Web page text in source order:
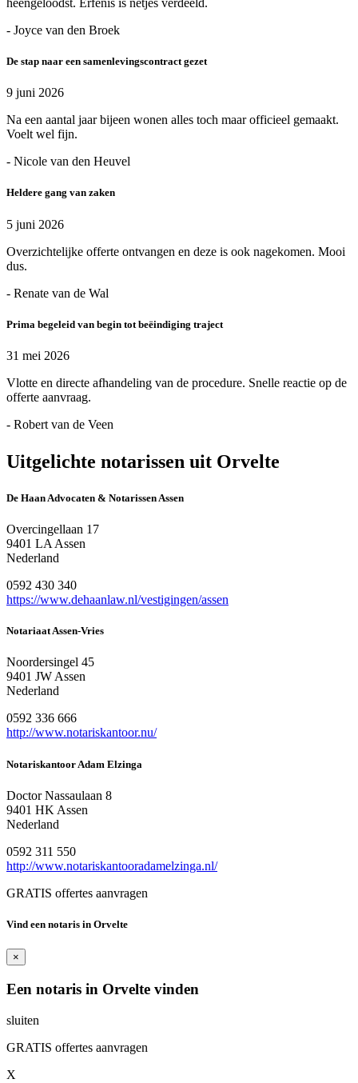
- Joyce van den Broek
De stap naar een samenlevingscontract gezet
9 juni 2026
Na een aantal jaar bijeen wonen alles toch maar officieel gemaakt.
Voelt wel fijn.
- Nicole van den Heuvel
Heldere gang van zaken
5 juni 2026
Overzichtelijke offerte ontvangen en deze is ook nagekomen. Mooi
dus.
- Renate van de Wal
Prima begeleid van begin tot beëindiging traject
31 mei 2026
Vlotte en directe afhandeling van de procedure. Snelle reactie op de
offerte aanvraag.
- Robert van de Veen
Uitgelichte notarissen uit Orvelte
De Haan Advocaten & Notarissen Assen
Overcingellaan 17
9401 LA Assen
Nederland
0592 430 340
https://www.dehaanlaw.nl/vestigingen/assen
Notariaat Assen-Vries
Noordersingel 45
9401 JW Assen
Nederland
0592 336 666
http://www.notariskantoor.nu/
Notariskantoor Adam Elzinga
Doctor Nassaulaan 8
9401 HK Assen
Nederland
0592 311 550
http://www.notariskantooradamelzinga.nl/
GRATIS offertes aanvragen
Vind een notaris in Orvelte
×
Een notaris in Orvelte vinden
sluiten
GRATIS offertes aanvragen
X